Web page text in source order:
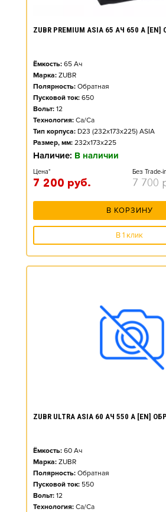
ZUBR PREMIUM ASIA 65 АЧ 650 А
Ёмкость: 65 Ач
Марка: ZUBR
Полярность: Обратная
Пусковой ток: 650
Вольт: 12
Технология: Ca/Ca
Тип корпуса: D23 (232x173x225) ASIA
Размер, мм: 232x173x225
Наличие: В наличии
Цена*
7 200 руб.
Без Trade-
7 700
В КОРЗИНУ
В 1 клик
ZUBR ULTRA ASIA 60 АЧ 550 А [EN]
Ёмкость: 60 Ач
Марка: ZUBR
Полярность: Обратная
Пусковой ток: 550
Вольт: 12
Технология: Ca/Ca